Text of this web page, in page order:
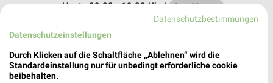
Heute 09:00 - 19:00 Uhr | Geschlossen
DEICHMANN Hamburg
Datenschutzbestimmungen
Datenschutzeinstellungen
Durch Klicken auf die Schaltfläche „Ablehnen“ wird die
Standardeinstellung nur für unbedingt erforderliche cookie
beibehalten.